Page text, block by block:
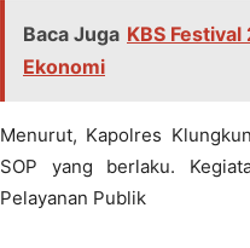
Baca Juga KBS
Ekonomi
Menurut, Kapolres
SOP yang berlaku.
Pelayanan Publik